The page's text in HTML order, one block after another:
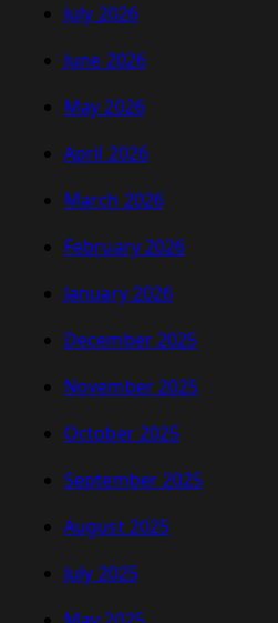
July 2026
June 2026
May 2026
April 2026
March 2026
February 2026
January 2026
December 2025
November 2025
October 2025
September 2025
August 2025
July 2025